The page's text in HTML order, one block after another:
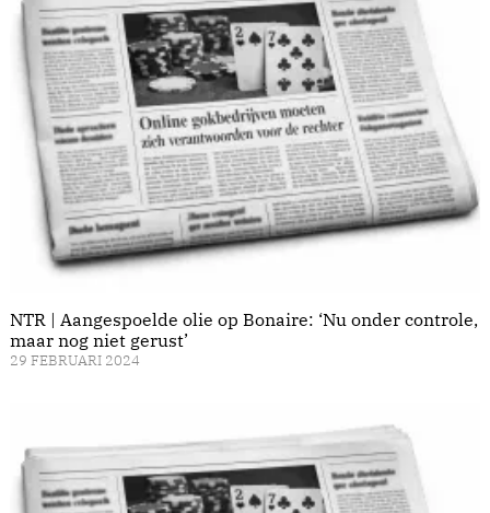
NTR | Aangespoelde olie op Bonaire: ‘Nu onder controle,
maar nog niet gerust’
29 FEBRUARI 2024